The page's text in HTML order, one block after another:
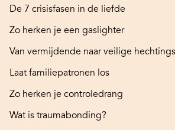
De 7 crisisfasen in de liefde
Zo herken je een gaslighter
Van vermijdende naar veilige
Laat familiepatronen los
Zo herken je controledrang
Wat is traumabonding?